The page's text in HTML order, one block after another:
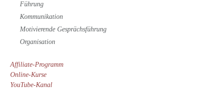
Führung
Kommunikation
Motivierende Gesprächsführung
Organisation
Affiliate-Programm
Online-Kurse
YouTube-Kanal